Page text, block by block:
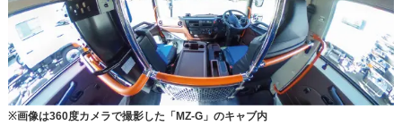
※画像は360度カメラで撮影した「MZ-G」のキャブ内